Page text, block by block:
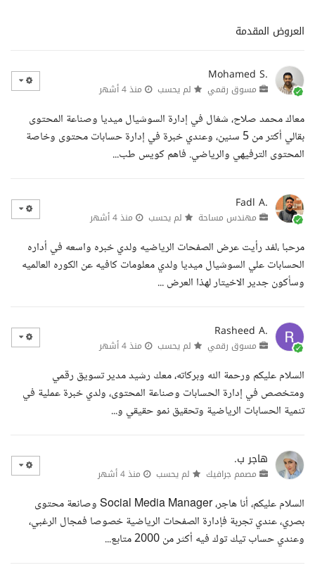
العروض المقدمة
Mohamed S.
مسوق رقمي لم يحسب منذ 4 أشهر
معاك محمد صلاح، شغال في إدارة السوشيال ميديا وصناعة المحتوى
بقالي أكتر من 5 سنين، وعندي خبرة في إدارة حسابات محتوى وخاصة
المحتوى الترفيهي والرياضي. فاهم كويس طب...
Fadl A.
مهندس مساحة لم يحسب منذ 4 أشهر
مرحبا ،لفد رأيت عرض الصفحات الرياضيه ولدي خبره واسعه في أداره
الحسابات علي السوشيال ميديا ولدي معلومات كافيه عن الكوره العالميه
وسأكون جدير الاخيتار لهذا العرض ...
Rasheed A.
مسوق رقمي لم يحسب منذ 4 أشهر
السلام عليكم ورحمة الله وبركاته، معك رشيد مدير تسويق رقمي
ومتخصص في إدارة الحسابات وصناعة المحتوى، ولدي خبرة عملية في
تنمية الحسابات الرياضية وتحقيق نمو حقيقي و...
هاجر ب.
مصمم جرافيك لم يحسب منذ 4 أشهر
السلام عليكم، أنا هاجر، Social Media Manager وصانعة محتوى
بصري، عندي تجربة فإدارة الصفحات الرياضية خصوصا فمجال الرغبي،
وعندي حساب تيك توك فيه أكثر من 2000 متابع...